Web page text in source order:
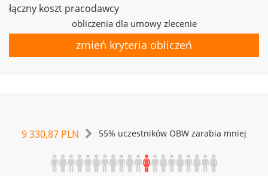
łączny koszt pracodawcy
obliczenia dla umowy zlecenie
zmień kryteria obliczeń
9 330,87 PLN 55% uczestników OBW zarabia mniej